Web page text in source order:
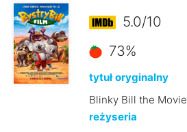
5.0/10
73%
tytuł oryginalny
Blinky Bill the Movie
reżyseria